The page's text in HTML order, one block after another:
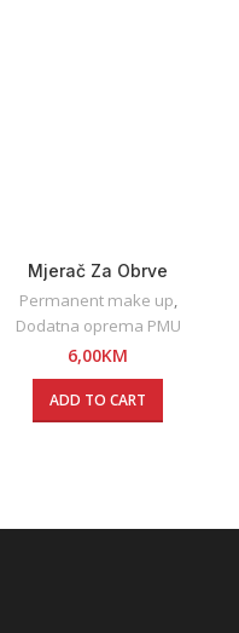
Mjerač Za Obrve
Permanent make up
Dodatna oprema PMU
6,00KM
ADD TO CART